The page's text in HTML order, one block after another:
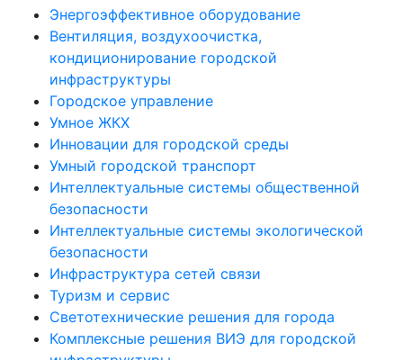
Энергоэффективное оборудование
Вентиляция, воздухоочистка,
кондиционирование городской
инфраструктуры
Городское управление
Умное ЖКХ
Инновации для городской среды
Умный городской транспорт
Интеллектуальные системы общественной
безопасности
Интеллектуальные системы экологической
безопасности
Инфраструктура сетей связи
Туризм и сервис
Светотехнические решения для города
Комплексные решения ВИЭ для городской